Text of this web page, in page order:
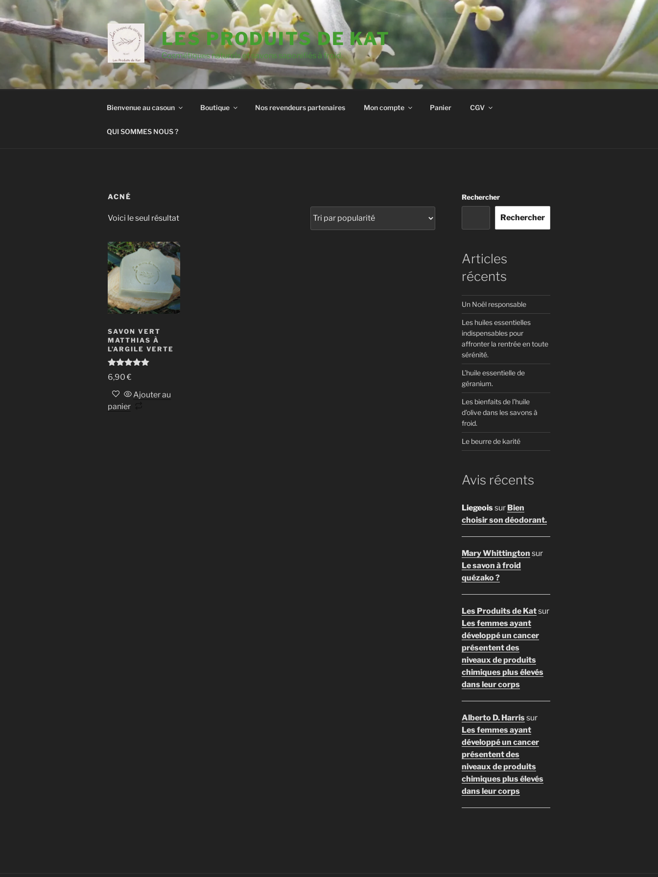
Aller
au
contenu
LES PRODUITS DE KAT
Cosmétiques naturels et savons saponifiés à froid.
Bienvenue au casoun Boutique Nos revendeurs partenaires Mon compte Panier CGV
QUI SOMMES NOUS ?
ACNÉ
Voici le seul résultat
SAVON VERT
MATTHIAS À
L’ARGILE VERTE
Note 5.00
sur 5
6,90€
Ajouter au
panier
Rechercher
Rechercher
Articles
récents
Un Noël responsable
Les huiles essentielles
indispensables pour
affronter la rentrée en toute
sérénité.
L’huile essentielle de
géranium.
Les bienfaits de l’huile
d’olive dans les savons à
froid.
Le beurre de karité
Avis récents
Liegeoissur Bien
choisir son déodorant.
Mary Whittington sur
Le savon à froid
quézako ?
Les Produits de Katsur
Les femmes ayant
développé un cancer
présentent des
niveaux de produits
chimiques plus élevés
dans leur corps
Alberto D. Harrissur
Les femmes ayant
développé un cancer
présentent des
niveaux de produits
chimiques plus élevés
dans leur corps